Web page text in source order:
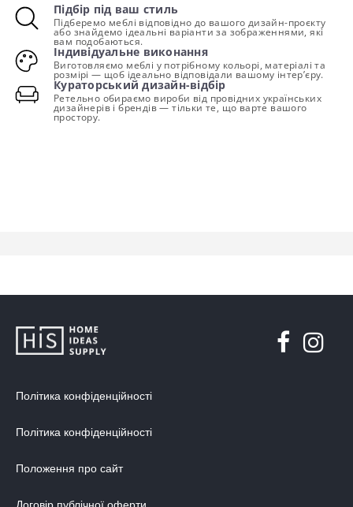
Підбір під ваш стиль
Підберемо меблі відповідно до вашого дизайн-проєкту
або знайдемо ідеальні варіанти за зображеннями, які
вам подобаються.
Індивідуальне виконання
Виготовляємо меблі у потрібному кольорі, матеріалі та
розмірі — щоб ідеально відповідали вашому інтер’єру.
Кураторський дизайн-відбір
Ретельно обираємо вироби від провідних українських
дизайнерів і брендів — тільки те, що варте вашого
простору.
Політика конфіденційності
Політика конфіденційності
Положення про сайт